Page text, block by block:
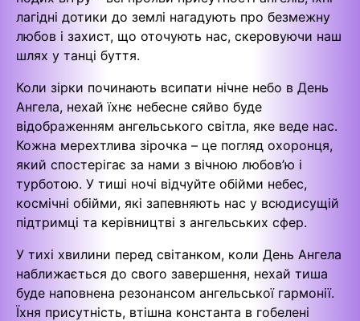
лагідні дотики до землі нагадують про безмежну
любов і захист, що оточують нас, скеровуючи наш
шлях у танці буття.
Коли зірки починають всипати нічне небо в День
Ангела, нехай їхнє небесне сяйво буде
відображенням ангельського світла, яке веде нас.
Кожна мерехтлива зірочка – це погляд охоронця,
який спостерігає за нами з вічною любов’ю і
турботою. У тиші ночі відчуйте обійми небес,
космічні обійми, які запевняють нас у всюдисущій
підтримці та керівництві з ангельських сфер.
У тихі хвилини перед світанком, коли День Ангела
наближається до свого завершення, нехай тиша
буде наповнена резонансом ангельської гармонії.
Їхня присутність, втішна константа в гобелені